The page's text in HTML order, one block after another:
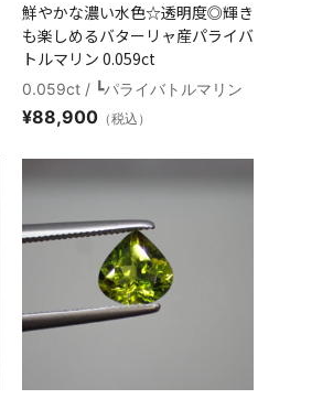
鮮やかな濃い水色☆透明度◎輝き
も楽しめるバターリャ産パライバ
トルマリン 0.059ct
0.059ct / ┗パライバトルマリン
¥88,900 （税込）